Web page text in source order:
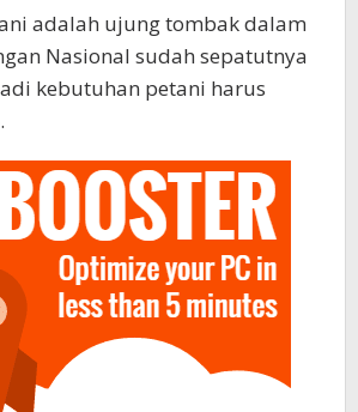
adalah ujung tombak dalam
Nasional sudah sepatutnya
kebutuhan petani harus